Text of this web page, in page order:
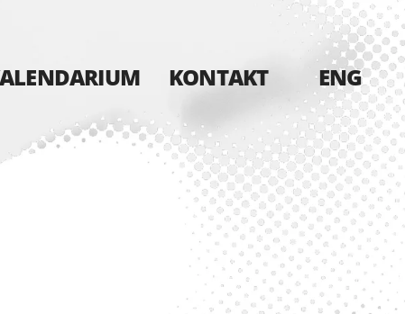
KONTAKT ENG